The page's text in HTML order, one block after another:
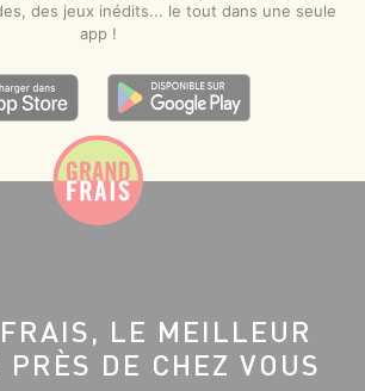
des jeux inédits... le tout dans une seule
app !
LE MEILLEUR
PRÈS DE CHEZ VOUS